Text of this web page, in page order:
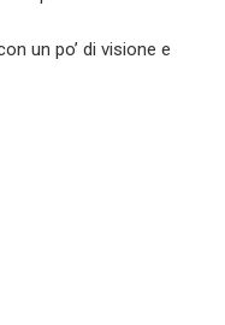
un po’ di visione e